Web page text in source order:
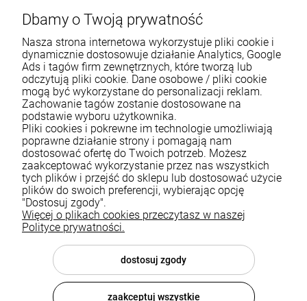
Pomoc
Moje konto
Płatności i dostawa
Informacje
Dbamy o Twoją prywatność
Nasza strona internetowa wykorzystuje pliki cookie i
dynamicznie dostosowuje działanie Analytics, Google
Ads i tagów firm zewnętrznych, które tworzą lub
odczytują pliki cookie. Dane osobowe / pliki cookie
mogą być wykorzystane do personalizacji reklam.
Zachowanie tagów zostanie dostosowane na
podstawie wyboru użytkownika.
Pliki cookies i pokrewne im technologie umożliwiają
poprawne działanie strony i pomagają nam
dostosować ofertę do Twoich potrzeb. Możesz
zaakceptować wykorzystanie przez nas wszystkich
tych plików i przejść do sklepu lub dostosować użycie
plików do swoich preferencji, wybierając opcję
"Dostosuj zgody".
Więcej o plikach cookies przeczytasz w naszej
Polityce prywatności.
dostosuj zgody
zaakceptuj wszystkie